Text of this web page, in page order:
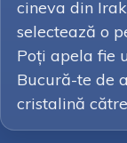
cineva din
selectează o
Poți apela fie
Bucură-te de
cristalină